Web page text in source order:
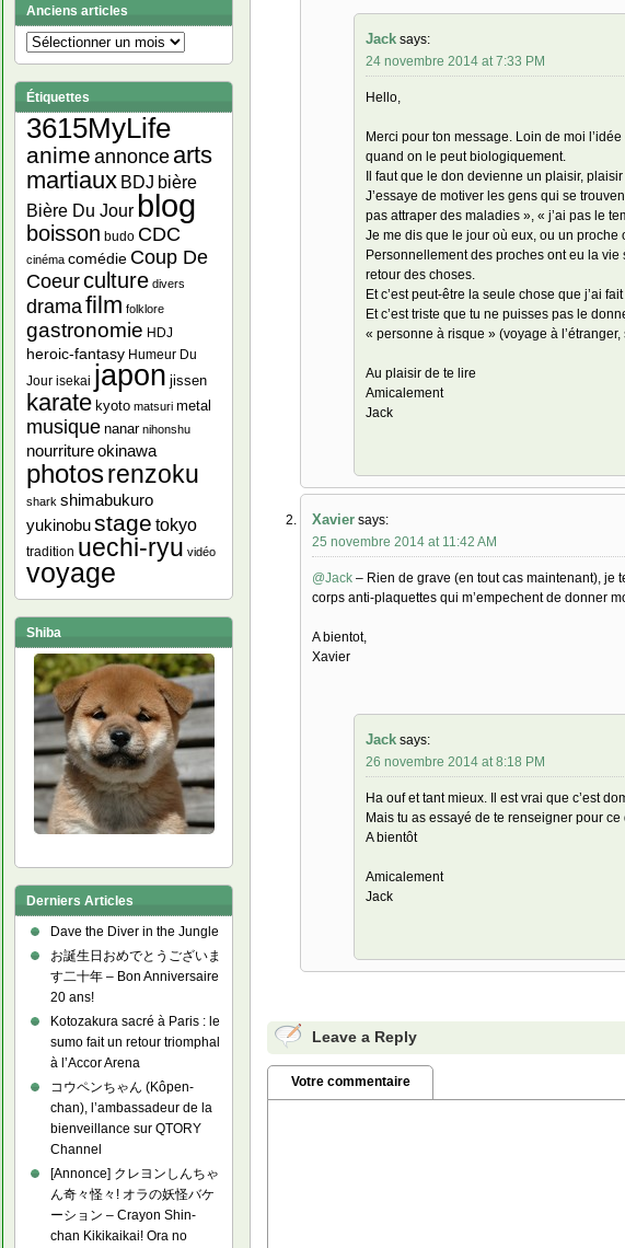
Jack says:
24 novembre 2014 at 7:33 PM
Hello,
Merci pour ton message. Loin de moi
quand on le peut biologiquement.
Il faut que le don devienne un plaisir,
J’essaye de motiver les gens qui se
pas attraper des maladies », « j’ai pas le
Je me dis que le jour où eux, ou un
Personnellement des proches ont eu la vie
retour des choses.
Et c’est peut-être la seule chose que j’ai
Et c’est triste que tu ne puisses pas le
« personne à risque » (voyage à
Au plaisir de te lire
Amicalement
Jack
Xavier says:
25 novembre 2014 at 11:42 AM
@Jack – Rien de grave (en tout cas maintenant), je
corps anti-plaquettes qui m’empechent de donner
A bientot,
Xavier
Jack says:
26 novembre 2014 at 8:18 PM
Ha ouf et tant mieux. Il est vrai que c’est
Mais tu as essayé de te renseigner pour
A bientôt
Amicalement
Jack
Leave a Reply
Votre commentaire
Anciens articles
Anciens
articles
Étiquettes
3615MyLife
anime annonce arts
martiaux BDJ bière
Bière Du Jour blog
boisson budo CDC
cinéma comédie Coup De
Coeurculture divers
dramafilm folklore
gastronomie HDJ
heroic-fantasy Humeur Du
Jour isekai japon jissen
karate kyoto matsuri metal
musique nanar nihonshu
nourriture okinawa
photosrenzoku
shark shimabukuro
yukinobu stage tokyo
tradition uechi-ryu vidéo
voyage
Shiba
Derniers Articles
Dave the Diver in the Jungle
お誕生日おめでとうございま
す二十年 – Bon Anniversaire
20 ans!
Kotozakura sacré à Paris : le
sumo fait un retour triomphal
à l’Accor Arena
コウペンちゃん (Kôpen-
chan), l’ambassadeur de la
bienveillance sur QTORY
Channel
[Annonce] クレヨンしんちゃ
ん奇々怪々! オラの妖怪バケ
ーション – Crayon Shin-
chan Kikikaikai! Ora no